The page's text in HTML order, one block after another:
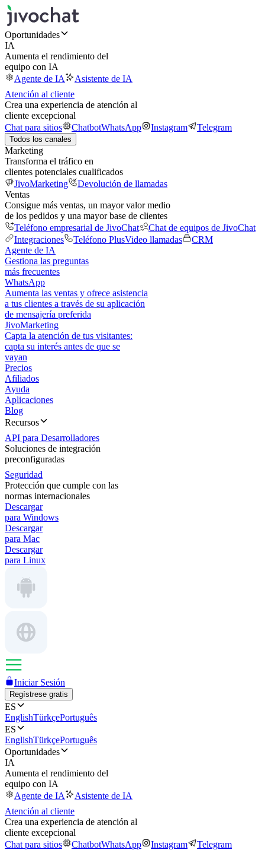
Oportunidades
IA
Aumenta el rendimiento del
equipo con IA
Agente de IA
Asistente de IA
Atención al cliente
Crea una experiencia de atención al
cliente excepcional
Chat para sitios
ChatbotWhatsApp Instagram Telegram
Todos los canales
Marketing
Transforma el tráfico en
clientes potenciales cualificados
JivoMarketing
Devolución de llamadas
Ventas
Consigue más ventas, un mayor valor medio
de los pedidos y una mayor base de clientes
Teléfono empresarial de JivoChat
Chat de equipos de JivoChat
Integraciones
Teléfono PlusVideo llamadas
CRM
Agente de IA
Gestiona las preguntas
más frecuentes
WhatsApp
Aumenta las ventas y ofrece asistencia
a tus clientes a través de su aplicación
de mensajería preferida
JivoMarketing
Capta la atención de tus visitantes:
capta su interés antes de que se
vayan
Precios
Afiliados
Ayuda
Aplicaciones
Blog
Recursos
API para Desarrolladores
Soluciones de integración
preconfiguradas
Seguridad
Protección que cumple con las
normas internacionales
Descargar
para Windows
Descargar
para Mac
Descargar
para Linux
Iniciar Sesión
Regístrese gratis
ES
EnglishTürkçePortuguês
ES
EnglishTürkçePortuguês
Oportunidades
IA
Aumenta el rendimiento del
equipo con IA
Agente de IA
Asistente de IA
Atención al cliente
Crea una experiencia de atención al
cliente excepcional
Chat para sitios
ChatbotWhatsApp Instagram Telegram